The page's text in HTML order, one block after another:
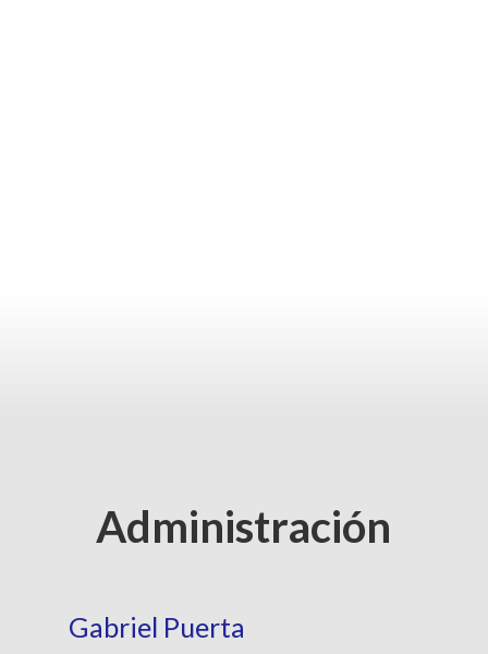
Administración
Gabriel Puerta